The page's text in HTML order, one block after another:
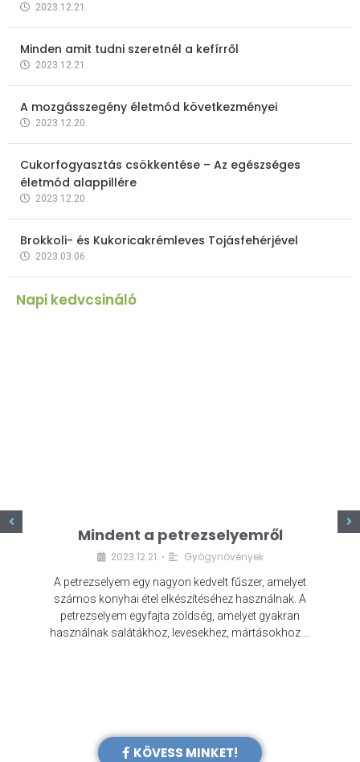
2023.12.21.
Minden amit tudni szeretnél a kefírről
2023.12.21.
A mozgásszegény életmód következményei
2023.12.20.
Cukorfogyasztás csökkentése – Az egészséges
életmód alappillére
2023.12.20.
Brokkoli- és Kukoricakrémleves Tojásfehérjével
2023.03.06.
Napi kedvcsináló
Mindent a petrezselyemről
2023.12.21. • Gyógynövények
A petrezselyem egy nagyon kedvelt fűszer, amelyet
számos konyhai étel elkészítéséhez használnak. A
petrezselyem egyfajta zöldség, amelyet gyakran
használnak salátákhoz, levesekhez, mártásokhoz …
KÖVESS MINKET!